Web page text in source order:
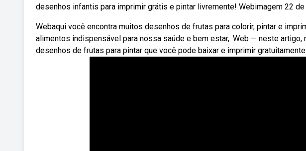
desenhos infantis para imprimir grátis e pintar livremente! Webimagem 22 de
Webaqui você encontra muitos desenhos de frutas para colorir, pintar e
alimentos indispensável para nossa saúde e bem estar,. Web — neste
desenhos de frutas para pintar que você pode baixar e imprimir gratuitamente.